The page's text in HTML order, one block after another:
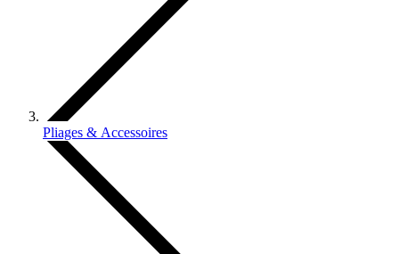
Pliages & Accessoires